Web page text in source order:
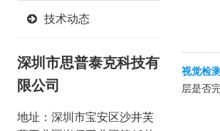
技术动态
深圳市思普泰克科技有
限公司
地址：深圳市宝安区沙井芙
视觉检
层是否